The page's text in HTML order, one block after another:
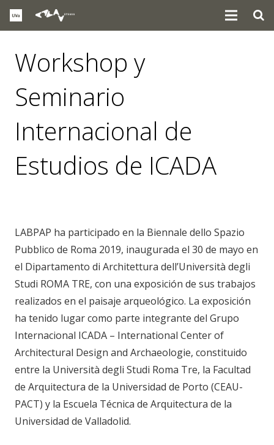
Workshop y
Seminario
Internacional de
Estudios de ICADA
LABPAP ha participado en la Biennale dello Spazio
Pubblico de Roma 2019, inaugurada el 30 de mayo en
el Dipartamento di Architettura dell’Università degli
Studi ROMA TRE, con una exposición de sus trabajos
realizados en el paisaje arqueológico. La exposición
ha tenido lugar como parte integrante del Grupo
Internacional ICADA – International Center of
Architectural Design and Archaeologie, constituido
entre la Università degli Studi Roma Tre, la Facultad
de Arquitectura de la Universidad de Porto (CEAU-
PACT) y la Escuela Técnica de Arquitectura de la
Universidad de Valladolid.